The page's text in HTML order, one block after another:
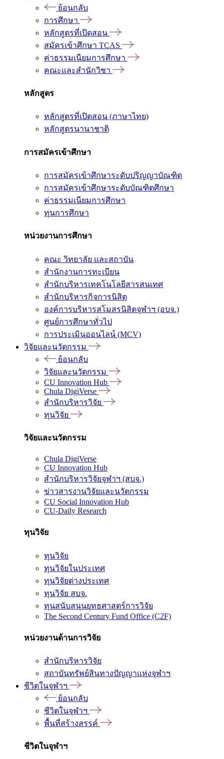
ย้อนกลับ
การศึกษา
หลักสูตรที่เปิดสอน
สมัครเข้าศึกษา TCAS
ค่าธรรมเนียมการศึกษา
คณะและสำนักวิชา
หลักสูตร
หลักสูตรที่เปิดสอน (ภาษาไทย)
หลักสูตรนานาชาติ
การสมัครเข้าศึกษา
การสมัครเข้าศึกษาระดับปริญญาบัณฑิต
การสมัครเข้าศึกษาระดับบัณฑิตศึกษา
ค่าธรรมเนียมการศึกษา
ทุนการศึกษา
หน่วยงานการศึกษา
คณะ วิทยาลัย และสถาบัน
สำนักงานการทะเบียน
สำนักบริหารเทคโนโลยีสารสนเทศ
สำนักบริหารกิจการนิสิต
องค์การบริหารสโมสรนิสิตจุฬาฯ (อบจ.)
ศูนย์การศึกษาทั่วไป
การประเมินออนไลน์ (MCV)
วิจัยและนวัตกรรม
ย้อนกลับ
วิจัยและนวัตกรรม
CU Innovation Hub
Chula DigiVerse
สำนักบริหารวิจัย
ทุนวิจัย
วิจัยและนวัตกรรม
Chula DigiVerse
CU Innovation Hub
สำนักบริหารวิจัยจุฬาฯ (สบจ.)
ข่าวสารงานวิจัยและนวัตกรรม
CU Social Innovation Hub
CU-Daily Research
ทุนวิจัย
ทุนวิจัย
ทุนวิจัยในประเทศ
ทุนวิจัยต่างประเทศ
ทุนวิจัย สบจ.
ทุนสนับสนุนยุทธศาสตร์การวิจัย
The Second Century Fund Office (C2F)
หน่วยงานด้านการวิจัย
สำนักบริหารวิจัย
สถาบันทรัพย์สินทางปัญญาแห่งจุฬาฯ
ชีวิตในจุฬาฯ
ย้อนกลับ
ชีวิตในจุฬาฯ
พื้นที่สร้างสรรค์
ชีวิตในจุฬาฯ